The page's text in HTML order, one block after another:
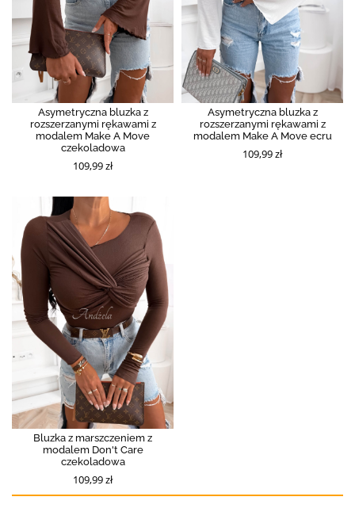
Asymetryczna bluzka z
rozszerzanymi rękawami z
modalem Make A Move
czekoladowa
109,99 zł
Asymetryczna bluzka z
rozszerzanymi rękawami z
modalem Make A Move ecru
109,99 zł
Bluzka z marszczeniem z
modalem Don't Care
czekoladowa
109,99 zł